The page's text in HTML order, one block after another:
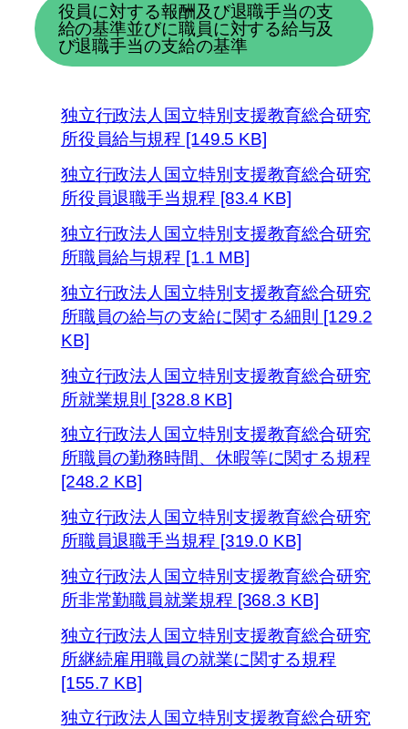
役員に対する報酬及び退職手当の支
給の基準並びに職員に対する給与及
び退職手当の支給の基準
独立行政法人国立特別支援教育総合研究
所役員給与規程 [149.5 KB]
独立行政法人国立特別支援教育総合研究
所役員退職手当規程 [83.4 KB]
独立行政法人国立特別支援教育総合研究
所職員給与規程 [1.1 MB]
独立行政法人国立特別支援教育総合研究
所職員の給与の支給に関する細則 [129.2
KB]
独立行政法人国立特別支援教育総合研究
所就業規則 [328.8 KB]
独立行政法人国立特別支援教育総合研究
所職員の勤務時間、休暇等に関する規程
[248.2 KB]
独立行政法人国立特別支援教育総合研究
所職員退職手当規程 [319.0 KB]
独立行政法人国立特別支援教育総合研究
所非常勤職員就業規程 [368.3 KB]
独立行政法人国立特別支援教育総合研究
所継続雇用職員の就業に関する規程
[155.7 KB]
独立行政法人国立特別支援教育総合研究